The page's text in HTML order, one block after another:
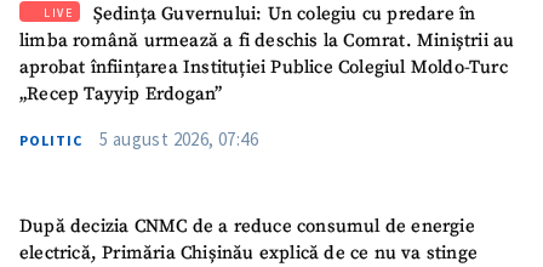
LIVE
Ședința Guvernului: Un colegiu cu predare în
limba română urmează a fi deschis la Comrat. Miniștrii au
aprobat înființarea Instituției Publice Colegiul Moldo-Turc
„Recep Tayyip Erdogan”
POLITIC 5 august 2026, 07:46
După decizia CNMC de a reduce consumul de energie
electrică, Primăria Chișinău explică de ce nu va stinge